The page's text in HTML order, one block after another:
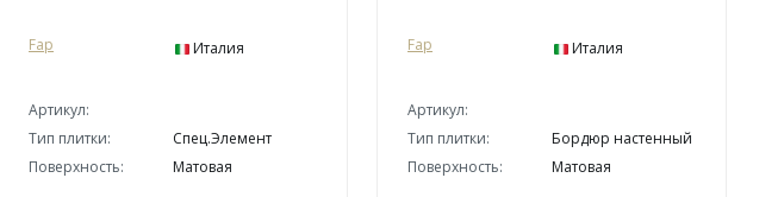
Fap Италия
Артикул:
Тип плитки:
Спец.Элемент
Поверхность:
Матовая
Fap Италия
Артикул:
Тип плитки:
Бордюр настенный
Поверхность:
Матовая